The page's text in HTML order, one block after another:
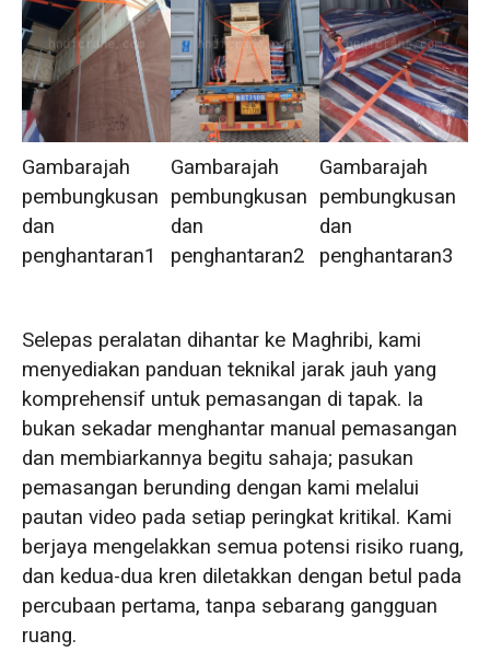
Gambarajah
pembungkusan
dan
penghantaran1
Gambarajah
pembungkusan
dan
penghantaran2
Gambarajah
pembungkusan
dan
penghantaran3
Selepas peralatan dihantar ke Maghribi, kami
menyediakan panduan teknikal jarak jauh yang
komprehensif untuk pemasangan di tapak. Ia
bukan sekadar menghantar manual pemasangan
dan membiarkannya begitu sahaja; pasukan
pemasangan berunding dengan kami melalui
pautan video pada setiap peringkat kritikal. Kami
berjaya mengelakkan semua potensi risiko ruang,
dan kedua-dua kren diletakkan dengan betul pada
percubaan pertama, tanpa sebarang gangguan
ruang.